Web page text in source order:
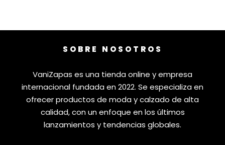
SOBRE NOSOTROS
VaniZapas es una tienda online y empresa
internacional fundada en 2022. Se especializa en
ofrecer productos de moda y calzado de alta
calidad, con un enfoque en los últimos
lanzamientos y tendencias globales.